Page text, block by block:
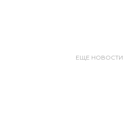
ЕЩЕ НОВОСТИ